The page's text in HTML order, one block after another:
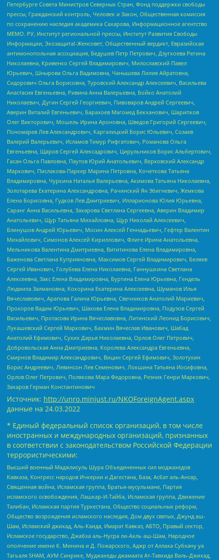
Петербурге Совета Министров Северных Стран, Фонд поддержки свободы
прессы, Гражданский контроль, Человек и Закон, Общественная комиссия
по сохранению наследия академика Сахарова, Информационное агентство
МЕМО. РУ, Институт региональной прессы, Институт Развития Свободы
Информации, Экозащита!-Женсовет, Общественный вердикт, Евразийская
антимонопольная ассоциация, Бедушев Петр Петрович, Дзугкоева Регина
Николаевна, Кривенко Сергей Владимирович, Милославский Павел
Юрьевич, Шнырова Ольга Вадимовна, Чанышева Лилия Айратовна,
Сидорович Ольга Борисовна, Туровский Александр Алексеевич, Васильева
Анастасия Евгеньевна, Ривина Анна Валерьевна, Бойко Анатолий
Николаевич, Дугин Сергей Георгиевич, Пивоваров Андрей Сергеевич,
Аверин Виталий Евгеньевич, Барахоев Магомед Бекханович, Шарипков
Олег Викторович, Мошель Ирина Ароновна, Шведов Григорий Сергеевич,
Пономарев Лев Александрович, Каргалицкий Борис Юльевич, Созаев
Валерий Валерьевич, Исламов Тимур Рифгатович, Романова Ольга
Евгеньевна, Щаров Сергей Алексадрович, Цирульников Борис Альбертович,
Гасан Ольга Павловна, Паутов Юрий Анатольевич, Верховский Александр
Маркович, Пислакова-Паркер Марина Петровна, Кочеткова Татьяна
Владимировна, Чуркина Наталья Валерьевна, Акимова Татьяна Николаевна,
Золотарева Екатерина Александровна, Рачинский Ян Збигневич, Жемкова
Елена Борисовна, Гудков Лев Дмитриевич, Илларионова Юлия Юрьевна,
Саранг Анна Васильевна, Захарова Светлана Сергеевна, Аверин Владимир
Анатольевич, Щур Татьяна Михайловна, Щур Николай Алексеевич,
Блинушов Андрей Юрьевич, Мосин Алексей Геннадьевич, Гефтер Валентин
Михайлович, Симонов Алексей Кириллович, Флиге Ирина Анатольевна,
Мельникова Валентина Дмитриевна, Вититинова Елена Владимировна,
Баженова Светлана Куприяновна, Максимов Сергей Владимирович, Беляев
Сергей Иванович, Голубева Елена Николаевна, Ганнушкина Светлана
Алексеевна, Закс Елена Владимировна, Буртина Елена Юрьевна, Гендель
Людмила Залмановна, Кокорина Екатерина Алексеевна, Шуманов Илья
Вячеславович, Арапова Галина Юрьевна, Свечников Анатолий Мариевич,
Прохоров Вадим Юрьевич, Шахова Елена Владимировна, Подузов Сергей
Васильевич, Протасова Ирина Вячеславовна, Литинский Леонид Борисович,
Лукашевский Сергей Маркович, Бахмин Вячеслав Иванович, Шабад
Анатолий Ефимович, Сухих Дарья Николаевна, Орлов Олег Петрович,
Добровольская Анна Дмитриевна, Королева Александра Евгеньевна,
Смирнов Владимир Александрович, Вицин Сергей Ефимович, Золотухин
Борис Андреевич, Левинсон Лев Семенович, Локшина Татьяна Иосифовна,
Орлов Олег Петрович, Полякова Мара Федоровна, Резник Генри Маркович,
Захаров Герман Константинович
Источник: http://unro.minjust.ru/NKOForeignAgent.aspx
данные на 24.03.2022
* Единый федеральный список организаций, в том числе
иностранных и международных организаций, признанных
в соответствии с законодательством Российской Федерации
террористическими:
Высший военный Маджлисуль Шура Объединенных сил моджахедов
Кавказа, Конгресс народов Ичкерии и Дагестана, База, Асбат аль-Ансар,
Священная война, Исламская группа, Братья-мусульмане, Партия
исламского освобождения, Лашкар-И-Тайба, Исламская группа, Движение
Талибан, Исламская партия Туркестана, Общество социальных реформ,
Общество возрождения исламского наследия, Дом двух святых, Джунд аш-
Шам, Исламский джихад, Аль-Каида, Имарат Кавказ, АБТО, Правый сектор,
Исламское государство, Джабха аль-Нусра ли-Ахль аш-Шам, Народное
ополчение имени К. Минина и Д. Пожарского, Аджр от Аллаха Субхану уа
Тагьаля SHAM, АУМ Синрике, Муджахеды джамаата Ат-Тавхида Валь-Джихад,